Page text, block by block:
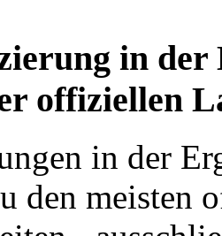
in
offiziellen
in der
den